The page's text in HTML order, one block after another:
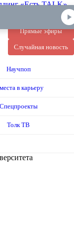
Прямые эфиры
Случайная новость
Научпоп
в карьеру
Спецпроекты
Толк ТВ